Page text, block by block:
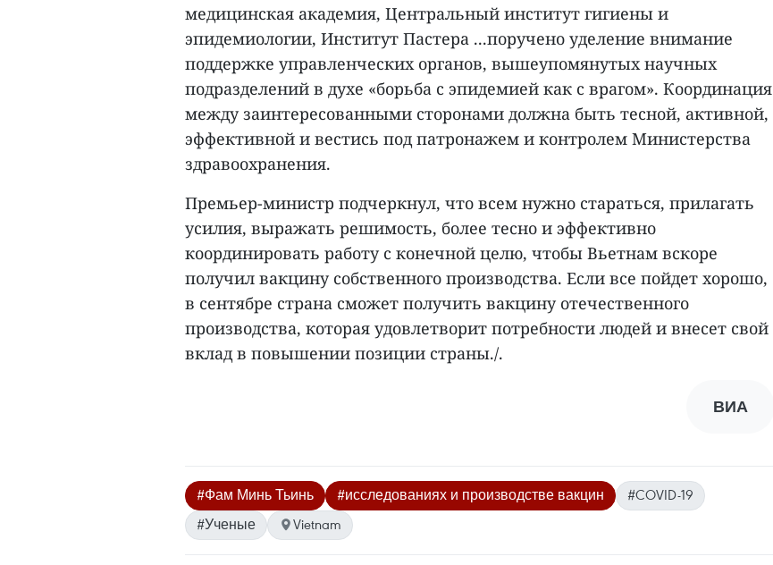
медицинская академия, Центральный институт гигиены и
эпидемиологии, Институт Пастера ...поручено уделение внимание
поддержке управленческих органов, вышеупомянутых научных
подразделений в духе «борьба с эпидемией как с врагом». Координация
между заинтересованными сторонами должна быть тесной, активной,
эффективной и вестись под патронажем и контролем Министерства
здравоохранения.
Премьер-министр подчеркнул, что всем нужно стараться, прилагать
усилия, выражать решимость, более тесно и эффективно
координировать работу с конечной целю, чтобы Вьетнам вскоре
получил вакцину собственного производства. Если все пойдет хорошо,
в сентябре страна сможет получить вакцину отечественного
производства, которая удовлетворит потребности людей и внесет свой
вклад в повышении позиции страны./.
ВИА
#Фам Минь Тьинь #исследованиях и производстве вакцин
#COVID-19
#Ученые
Vietnam